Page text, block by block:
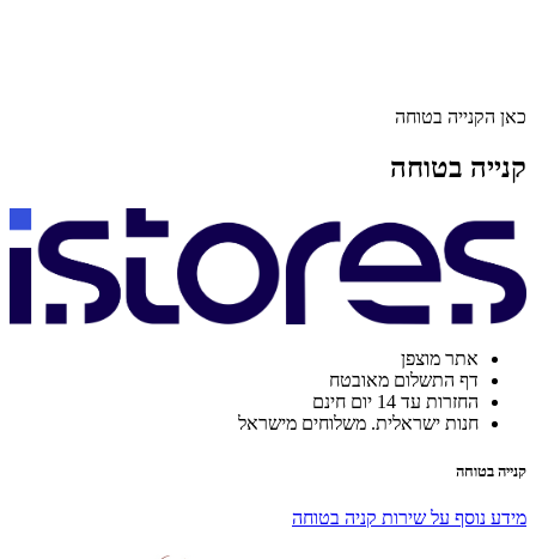
כאן הקנייה בטוחה
קנייה בטוחה
אתר מוצפן
דף התשלום מאובטח
החזרות עד 14 יום חינם
חנות ישראלית. משלוחים מישראל
קנייה בטוחה
מידע נוסף על שירות קניה בטוחה